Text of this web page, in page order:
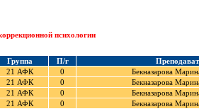
психологии
Группа П/г
21 АФК 0 Бекназарова
21 АФК 0 Бекназарова
21 АФК 0 Бекназарова
21 АФК 0 Бекназарова